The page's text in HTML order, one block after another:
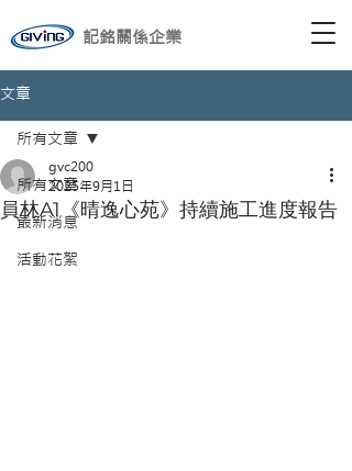
記銘關係企業
文章
所有文章
最新消息
活動花絮
所有文章
員林A1《晴逸心苑》持續施工進度報告
gvc200
2025年9月1日